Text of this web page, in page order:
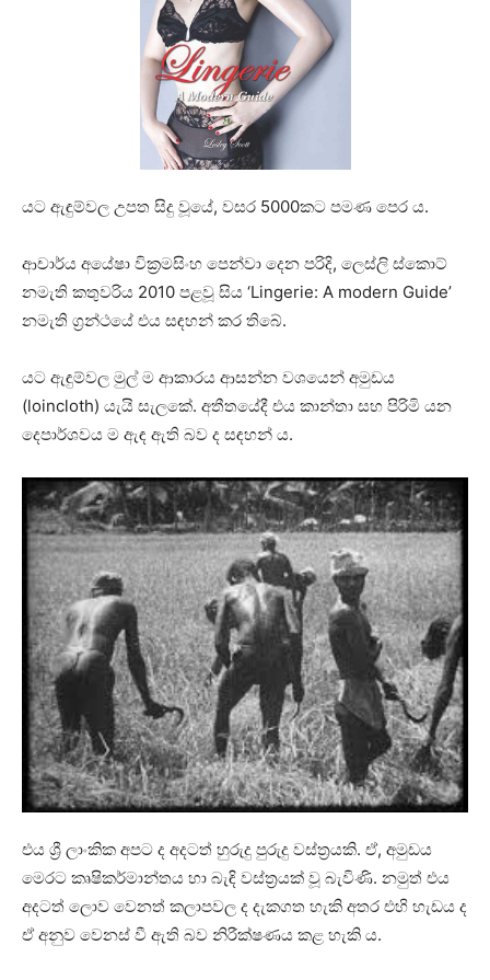
යට ඇඳුම්වල උපත සිදු වූයේ, වසර 5000කට පමණ පෙර ය.
ආචාර්ය අයේෂා වික්‍රමසිංහ පෙන්වා දෙන පරිදි, ලෙස්ලි ස්කොට්
නමැති කතුවරිය 2010 පළවූ සිය ‘Lingerie: A modern Guide’
නමැති ග්‍රන්ථයේ එය සඳහන් කර තිබේ.
යට ඇඳුම්වල මුල් ම ආකාරය ආසන්න වශයෙන් අමුඩය
(loincloth) යැයි සැලකේ. අතීතයේදී එය කාන්තා සහ පිරිමි යන
දෙපාර්ශවය ම ඇඳ ඇති බව ද සඳහන් ය.
එය ශ්‍රී ලාංකික අපට ද අදටත් හුරුදු පුරුදු වස්ත්‍රයකි. ඒ, අමුඩය
මෙරට කෘෂිකර්මාන්තය හා බැඳි වස්ත්‍රයක් වූ බැවිණි. නමුත් එය
අදටත් ලොව වෙනත් කලාපවල ද දැකගත හැකි අතර එහි හැඩය ද
ඒ අනුව වෙනස් වී ඇති බව නිරීක්ෂණය කළ හැකි ය.